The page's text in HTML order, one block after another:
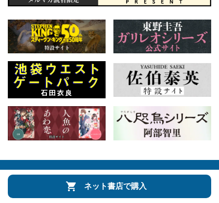
ネット書店で購入
会社概要 自費出版のご案内 お問合せ
株式会社文藝春秋 文春オンライン Number Web
Copyright © Bungeishunju Ltd.